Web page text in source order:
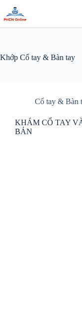
đến
phần
nội
Khớp Cổ tay & Bàn tay
Cổ tay & Bàn
KHÁM CỔ TAY
BẢN